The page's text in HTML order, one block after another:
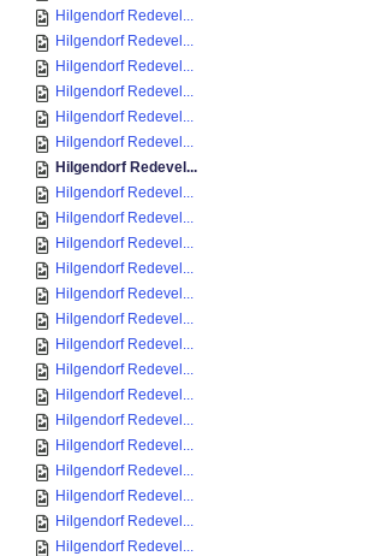
Hilgendorf Redevel...
Hilgendorf Redevel...
Hilgendorf Redevel...
Hilgendorf Redevel...
Hilgendorf Redevel...
Hilgendorf Redevel...
Hilgendorf Redevel...
Hilgendorf Redevel...
Hilgendorf Redevel...
Hilgendorf Redevel...
Hilgendorf Redevel...
Hilgendorf Redevel...
Hilgendorf Redevel...
Hilgendorf Redevel...
Hilgendorf Redevel...
Hilgendorf Redevel...
Hilgendorf Redevel...
Hilgendorf Redevel...
Hilgendorf Redevel...
Hilgendorf Redevel...
Hilgendorf Redevel...
Hilgendorf Redevel...